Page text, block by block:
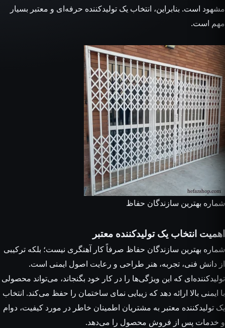
مشهود است. بنابراین، انتخاب یک تولیدکننده حرفه‌ای و معتبر بسیار
مهم است.
شماره بهترین سازندگان حفاظ
اهمیت انتخاب یک تولیدکننده معتبر
شماره بهترین سازندگان حفاظ صرفاً کار آهنگری نیست؛ بلکه ترکیبی
از دانش فنی، تجربه، هنر طراحی و رعایت اصول ایمنی است.
تولیدکننده‌ای که این ویژگی‌ها را در کار خود بگنجاند، می‌تواند محصولی
با ایمنی بالا ارائه دهد که زیبایی نمای ساختمان را حفظ می‌کند. انتخاب
یک تولیدکننده معتبر به مشتریان اطمینان خاطر در مورد کیفیت، دوام
و خدمات پس از فروش محصول را می‌دهد.